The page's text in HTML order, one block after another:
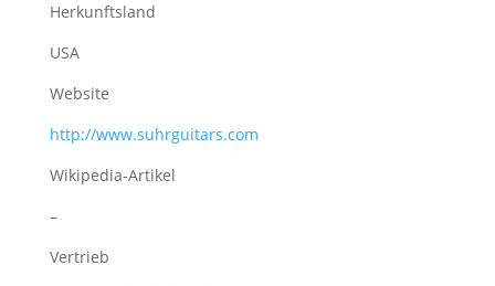
Herkunftsland
USA
Website
http://www.suhrguitars.com
Wikipedia-Artikel
–
Vertrieb